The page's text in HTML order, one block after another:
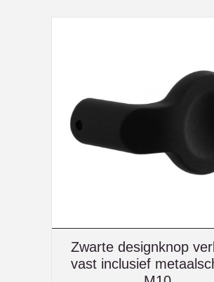
Zwarte designknop
vast inclusief